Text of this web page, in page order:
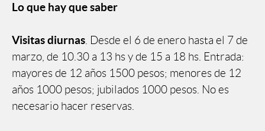
Lo que hay que saber
Visitas diurnas . Desde el 6 de enero hasta el 7 de
marzo, de 10.30 a 13 hs y de 15 a 18 hs. Entrada:
mayores de 12 años 1500 pesos; menores de 12
años 1000 pesos; jubilados 1000 pesos. No es
necesario hacer reservas.